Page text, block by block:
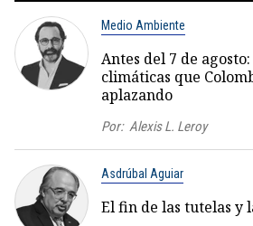
Medio Ambiente
Antes del 7 de
climáticas que
aplazando
Por: Alexis L. Leroy
Asdrúbal Aguiar
El fin de las tutelas y